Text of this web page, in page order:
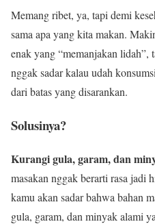
Memang ribet, ya, tapi demi
sama apa yang kita makan.
enak yang “memanjakan
nggak sadar kalau udah
dari batas yang disarankan.
Solusinya?
Kurangi gula, garam, dan
masakan nggak berarti rasa jadi
kamu akan sadar bahwa bahan
gula, garam, dan minyak alami